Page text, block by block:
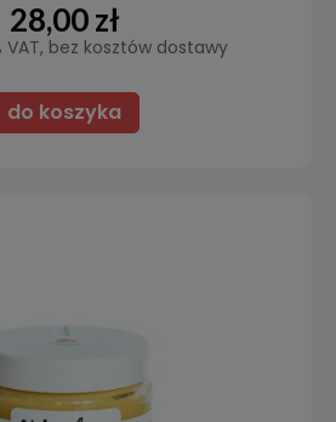
28,00 zł
VAT, bez kosztów dostawy
do koszyka